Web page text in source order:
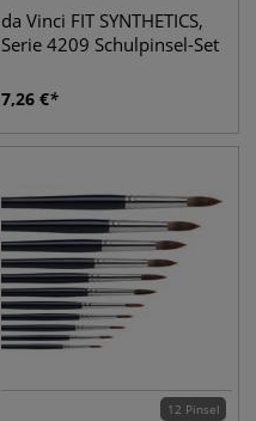
da Vinci FIT SYNTHETICS,
Serie 4209 Schulpinsel-Set
7,26 €
12 Pinsel